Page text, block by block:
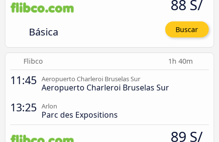
Básica
88 S/
Buscar
Flibco 1h 40m
11:45 Aeropuerto Charleroi Bruselas Sur
Aeropuerto Charleroi Bruselas Sur
13:25 Arlon
Parc des Expositions
89 S/